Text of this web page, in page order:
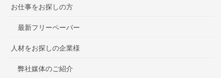
お仕事をお探しの方
最新フリーペーパー
人材をお探しの企業様
弊社媒体のご紹介